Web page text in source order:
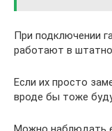
При подключении
работают в
Если их просто
вроде бы тоже